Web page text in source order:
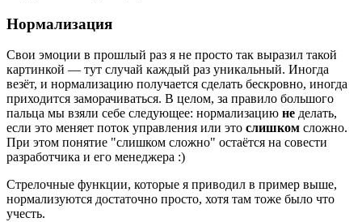
Нормализация
Свои эмоции в прошлый раз я не просто так выразил такой
картинкой — тут случай каждый раз уникальный. Иногда
везёт, и нормализацию получается сделать бескровно, иногда
приходится заморачиваться. В целом, за правило большого
пальца мы взяли себе следующее: нормализацию не делать,
если это меняет поток управления или это слишком сложно.
При этом понятие "слишком сложно" остаётся на совести
разработчика и его менеджера :)
Стрелочные функции, которые я приводил в пример выше,
нормализуются достаточно просто, хотя там тоже было что
учесть.